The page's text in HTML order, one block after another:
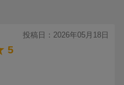
か？
ことは？投稿日：2026年05月18日
5